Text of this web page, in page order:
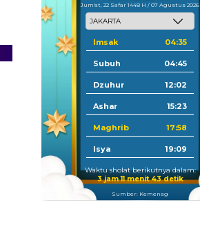
Jum'at, 22 Safar 1448 H / 07 Agustus 2026
Imsak 04:35
Subuh 04:45
Dzuhur 12:02
Ashar 15:23
Maghrib 17:58
Isya 19:09
Waktu sholat berikutnya dalam:
3 jam 11 menit 42 detik
Sumber: Kemenag